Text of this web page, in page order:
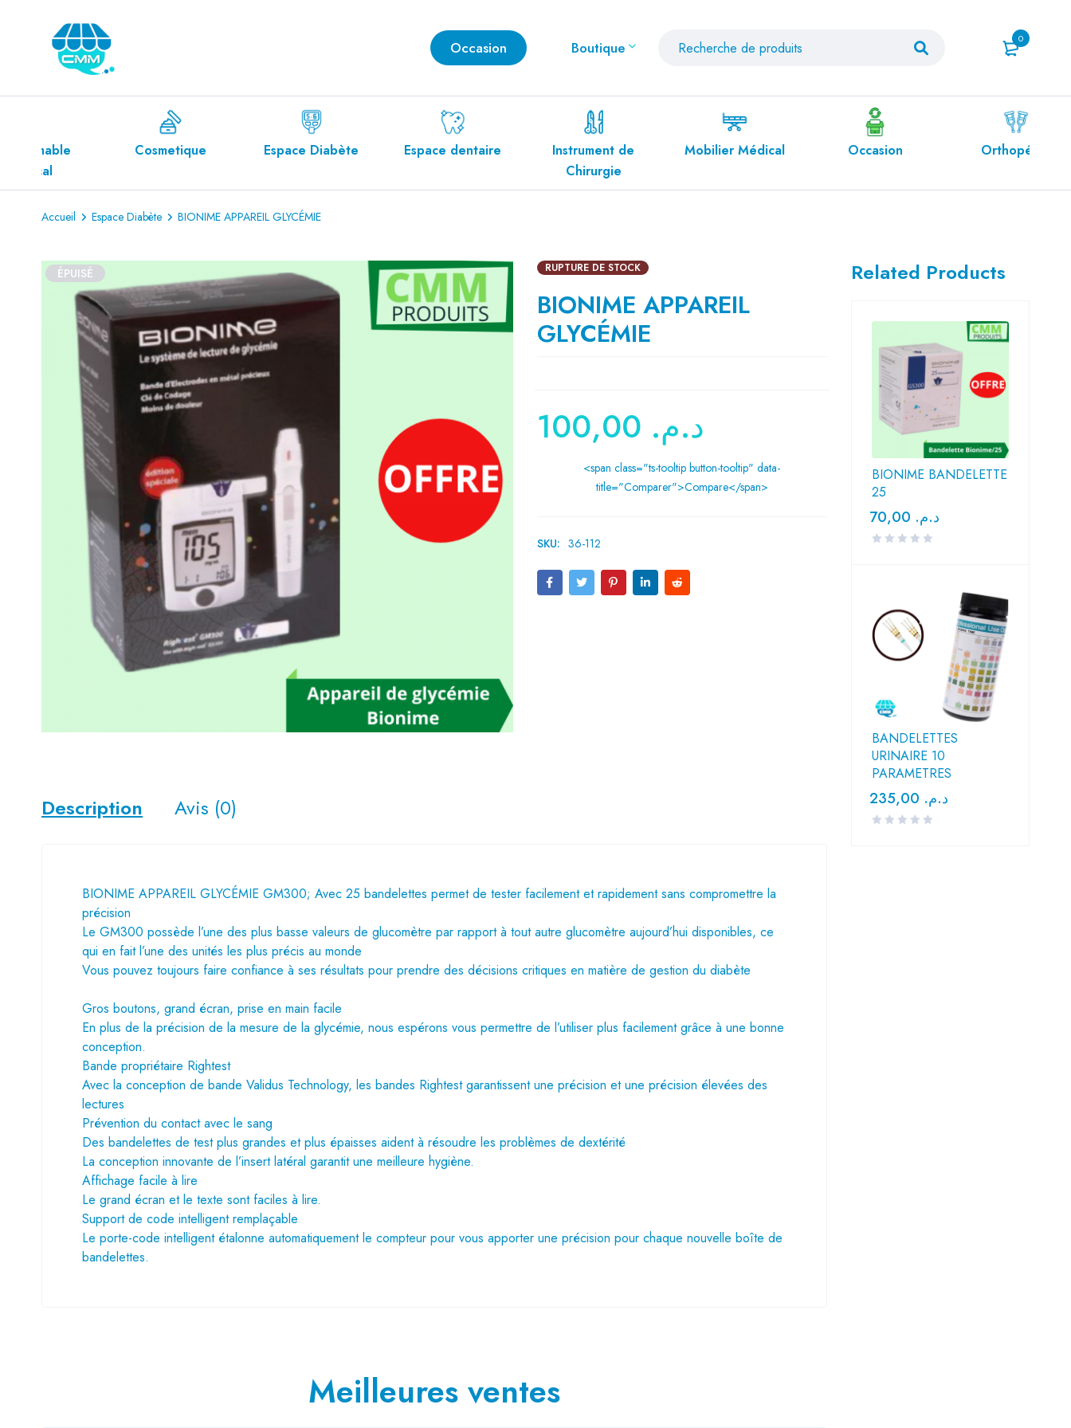
0
Occasion Boutique
Cosmetique Espace Diabète Espace dentaire
Instrument de
Mobilier Médical Orthopédie
Accueil Espace Diabète BIONIME APPAREIL GLYCÉMIE
ÉPUISÉ RUPTURE DE STOCK
BIONIME APPAREIL
GLYCÉMIE
د.م.
<span class="ts-tooltip button-tooltip" data-
title="Comparer">Compare</span>
SKU: 36-112
Description Avis (0)
BIONIME APPAREIL GLYCÉMIE GM300; Avec 25 bandelettes permet de tester facilement et rapidement sans compromettre la
précision
Le GM300 possède l’une des plus basse valeurs de glucomètre par rapport à tout autre glucomètre aujourd’hui disponibles, ce
qui en fait l’une des unités les plus précis au monde
Vous pouvez toujours faire confiance à ses résultats pour prendre des décisions critiques en matière de gestion du diabète
Gros boutons, grand écran, prise en main facile
En plus de la précision de la mesure de la glycémie, nous espérons vous permettre de l’utiliser plus facilement grâce à une bonne
conception.
Bande propriétaire Rightest
Avec la conception de bande Validus Technology, les bandes Rightest garantissent une précision et une précision élevées des
lectures
Prévention du contact avec le sang
Des bandelettes de test plus grandes et plus épaisses aident à résoudre les problèmes de dextérité
La conception innovante de l’insert latéral garantit une meilleure hygiène.
Affichage facile à lire
Le grand écran et le texte sont faciles à lire.
Support de code intelligent remplaçable
Le porte-code intelligent étalonne automatiquement le compteur pour vous apporter une précision pour chaque nouvelle boîte de
bandelettes.
Meilleures ventes
Related Products
BIONIME BANDELETTE
25
د.م.
BANDELETTES
URINAIRE 10
PARAMETRES
د.م.